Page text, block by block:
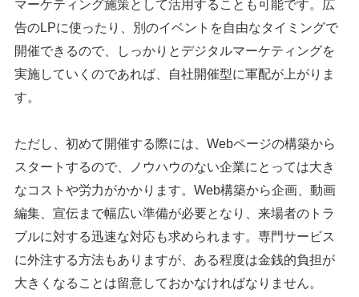
マーケティング施策として活用することも可能です。広
告のLPに使ったり、別のイベントを自由なタイミングで
開催できるので、しっかりとデジタルマーケティングを
実施していくのであれば、自社開催型に軍配が上がりま
す。
ただし、初めて開催する際には、Webページの構築から
スタートするので、ノウハウのない企業にとっては大き
なコストや労力がかかります。Web構築から企画、動画
編集、宣伝まで幅広い準備が必要となり、来場者のトラ
ブルに対する迅速な対応も求められます。専門サービス
に外注する方法もありますが、ある程度は金銭的負担が
大きくなることは留意しておかなければなりません。